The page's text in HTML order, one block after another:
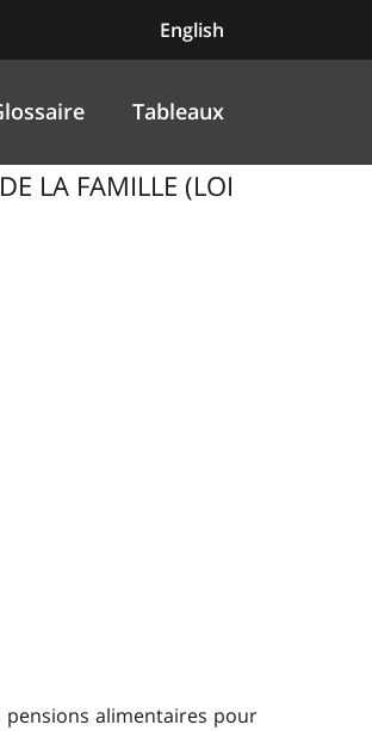
English
Tableaux
LA FAMILLE (LOI
pensions alimentaires pour